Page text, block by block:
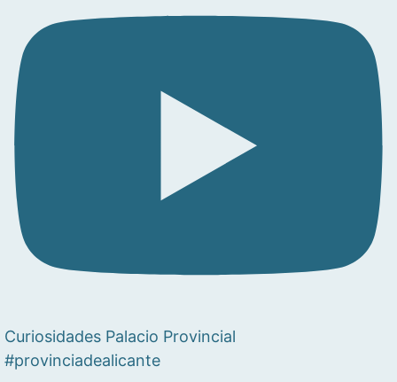
Curiosidades Palacio Provincial
#provinciadealicante